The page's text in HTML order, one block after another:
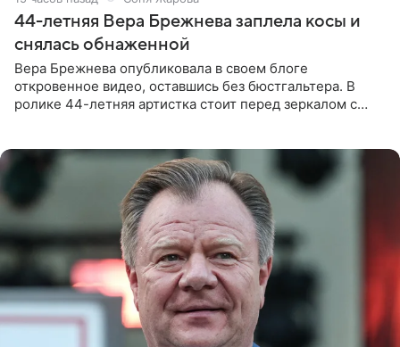
44-летняя Вера Брежнева заплела косы и
снялась обнаженной
Вера Брежнева опубликовала в своем блоге
откровенное видео, оставшись без бюстгальтера. В
ролике 44-летняя артистка стоит перед зеркалом с